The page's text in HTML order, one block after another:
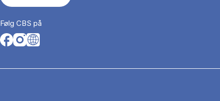
Følg CBS på
Opens in a new tab
Opens in a new tab
Opens in a new tab